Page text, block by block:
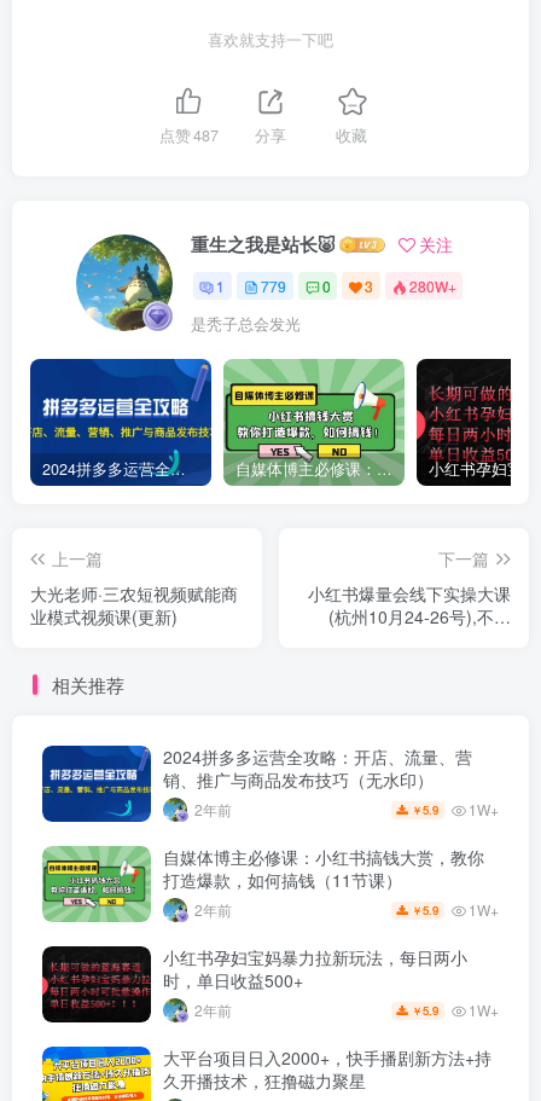
喜欢就支持一下吧
点赞487 分享 收藏
重生之我是站长🐷 关注
1 779 0 3 280W+
是秃子总会发光
2024拼多多运营全攻略：开店、流量、营销、推广与商品发布技巧（无水印） 自媒体博主必修课：小红书搞钱大赏，教你打造爆款，如何搞钱（11节课）
上一篇
大光老师·三农短视频赋能商
业模式视频课(更新)
下一篇
小红书爆量会线下实操大课
(杭州10月24-26号),不废
相关推荐
2024拼多多运营全攻略：开店、流量、营
销、推广与商品发布技巧（无水印）
2年前 ￥5.9 1W+
自媒体博主必修课：小红书搞钱大赏，教你
打造爆款，如何搞钱（11节课）
2年前 ￥5.9 1W+
小红书孕妇宝妈暴力拉新玩法，每日两小
时，单日收益500+
2年前 ￥5.9 1W+
大平台项目日入2000+，快手播剧新方法+持
久开播技术，狂撸磁力聚星